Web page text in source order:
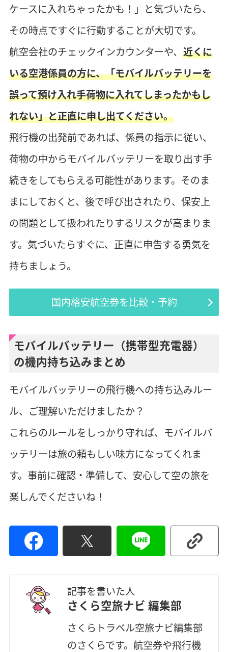
ケースに入れちゃったかも！」と気づいたら、
その時点ですぐに行動することが大切です。
航空会社のチェックインカウンターや、 近くに
いる空港係員の方に、「モバイルバッテリーを
誤って預け入れ手荷物に入れてしまったかもし
れない」と正直に申し出てください。
飛行機の出発前であれば、係員の指示に従い、
荷物の中からモバイルバッテリーを取り出す手
続きをしてもらえる可能性があります。そのま
まにしておくと、後で呼び出されたり、保安上
の問題として扱われたりするリスクが高まりま
す。気づいたらすぐに、正直に申告する勇気を
持ちましょう。
国内格安航空券を比較・予約
モバイルバッテリー（携帯型充電器）
の機内持ち込みまとめ
モバイルバッテリーの飛行機への持ち込みルー
ル、ご理解いただけましたか？
これらのルールをしっかり守れば、モバイルバ
ッテリーは旅の頼もしい味方になってくれま
す。事前に確認・準備して、安心して空の旅を
楽しんでくださいね！
記事を書いた人
さくら空旅ナビ 編集部
さくらトラベル空旅ナビ編集部
のさくらです。航空券や飛行機